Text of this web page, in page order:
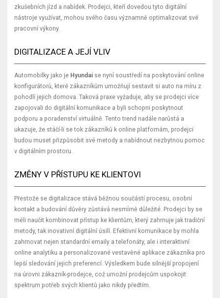
zkušebních jízd a nabídek. Prodejci, kteří dovedou tyto digitální
nástroje využívat, mohou svého času významně optimalizovat své
pracovní výkony.
DIGITALIZACE A JEJÍ VLIV
Automobilky jako je Hyundai se nyní soustředí na poskytování online
konfigurátorů, které zákazníkům umožňují sestavit si auto na míru z
pohodlí jejich domova. Taková praxe vyžaduje, aby se prodejci více
zapojovali do digitální komunikace a byli schopni poskytnout
podporu a poradenství virtuálně. Tento trend nadále narůstá a
ukazuje, že stáčí-li se tok zákazníků k online platfomám, prodejci
budou muset přizpůsobit své metody a nabídnout nezbytnou pomoc
v digitálním prostoru.
ZMĚNY V PŘÍSTUPU KE KLIENTOVI
Přestože se digitalizace stává běžnou součástí procesu, osobní
kontakt a budování důvěry zůstává nesmírně důležité. Prodejci by se
měli naučit kombinovat přístup ke klientům, který zahrnuje jak tradiční
metody, tak inovativní digitální úsilí. Efektivní komunikace by mohla
zahrnovat nejen standardní emaily a telefonáty, ale i interaktivní
online analytiku a personalizované vestavěné aplikace zákazníka pro
lepší sledování jejich preferencí. Výsledkem bude silnější propojení
na úrovni zákazník-prodejce, což umožní prodejcům uspokojit
spektrum potřeb svých klientů jako nikdy předtím.